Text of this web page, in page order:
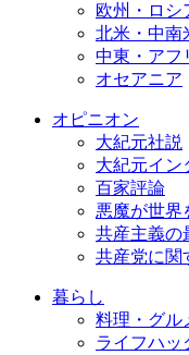
欧州・ロシ
北米・中南
中東・アフ
オセアニア
オピニオン
大紀元社説
大紀元イン
百家評論
悪魔が世界
共産主義の
共産党に関
暮らし
料理・グル
ライフハッ